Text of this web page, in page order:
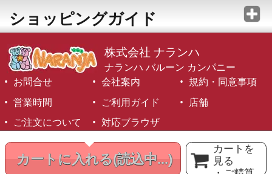
カートに入れる(読込中...)
カートを
見る
ショッピングガイド
株式会社 ナランハ
ナランハ バルーン カンパニー
お問合せ
会社案内
規約・同意事項
営業時間
ご利用ガイド
店舗
ご注文について
対応ブラウザ
©1999-2026 NARANJA Inc. All Rights Reserved.